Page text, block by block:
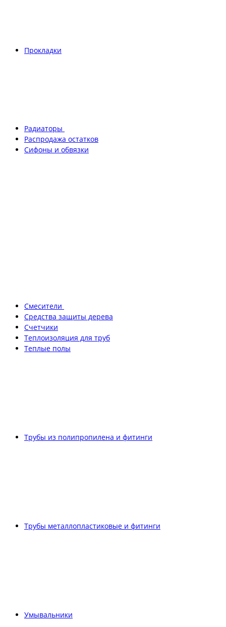
Прокладки
Радиаторы
Распродажа остатков
Сифоны и обвязки
Смесители
Средства защиты дерева
Счетчики
Теплоизоляция для труб
Теплые полы
Трубы из полипропилена и фитинги
Трубы металлопластиковые и фитинги
Умывальники